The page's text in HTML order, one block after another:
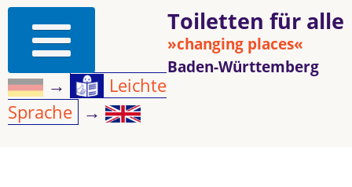
Toiletten für alle
»changing places«
Baden-Württemberg
→
Leichte
Sprache →